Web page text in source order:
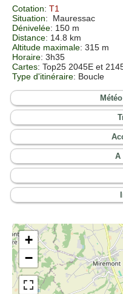
Cotation: T1
Situation:
Mauressac
Dénivelée: 150 m
Distance: 14.8 km
Altitude maximale: 315 m
Horaire: 3h35
Cartes: Top25 2045E et
Type d'itinéraire: Boucle
A
+
−